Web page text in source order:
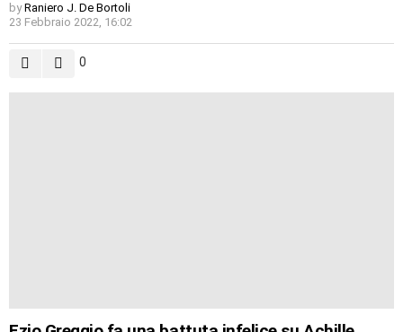
by Raniero J. De Bortoli
23 Febbraio 2022, 16:02
0